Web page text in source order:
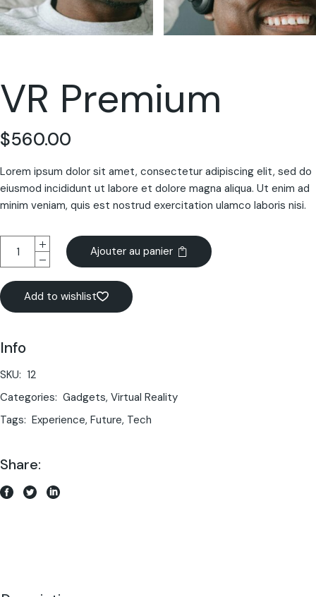
VR Premium
$560.00
Lorem ipsum dolor sit amet, consectetur adipiscing elit, sed do
eiusmod incididunt ut labore et dolore magna aliqua. Ut enim ad
minim veniam, quis est nostrud exercitation ulamco laboris nisi.
Ajouter au panier
Add to wishlist
Info
SKU: 12
Categories: Gadgets, Virtual Reality
Tags: Experience, Future, Tech
Share: